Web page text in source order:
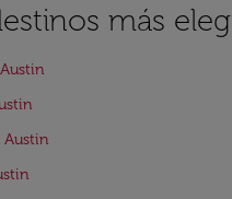
más
Austin